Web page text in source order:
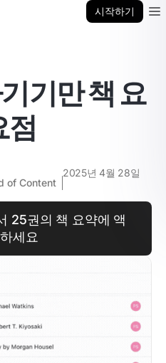
시작하기
기만 책 요
점
of Content
2025년 4월 28일
25권의 책 요약에 액
세요